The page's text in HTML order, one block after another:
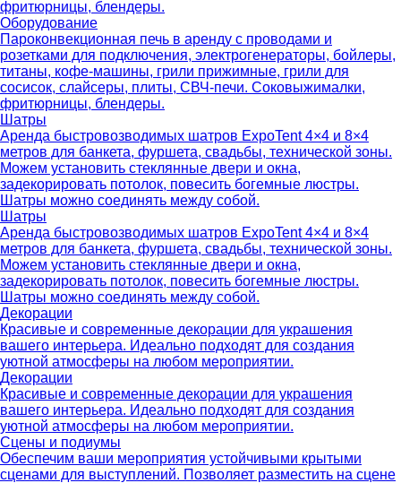
фритюрницы, блендеры.
Оборудование
Пароконвекционная печь в аренду с проводами и
розетками для подключения, электрогенераторы, бойлеры,
титаны, кофе-машины, грили прижимные, грили для
сосисок, слайсеры, плиты, СВЧ-печи. Соковыжималки,
фритюрницы, блендеры.
Шатры
Аренда быстровозводимых шатров ExpoTent 4×4 и 8×4
метров для банкета, фуршета, свадьбы, технической зоны.
Можем установить стеклянные двери и окна,
задекорировать потолок, повесить богемные люстры.
Шатры можно соединять между собой.
Шатры
Аренда быстровозводимых шатров ExpoTent 4×4 и 8×4
метров для банкета, фуршета, свадьбы, технической зоны.
Можем установить стеклянные двери и окна,
задекорировать потолок, повесить богемные люстры.
Шатры можно соединять между собой.
Декорации
Красивые и современные декорации для украшения
вашего интерьера. Идеально подходят для создания
уютной атмосферы на любом мероприятии.
Декорации
Красивые и современные декорации для украшения
вашего интерьера. Идеально подходят для создания
уютной атмосферы на любом мероприятии.
Сцены и подиумы
Обеспечим ваши мероприятия устойчивыми крытыми
сценами для выступлений. Позволяет разместить на сцене